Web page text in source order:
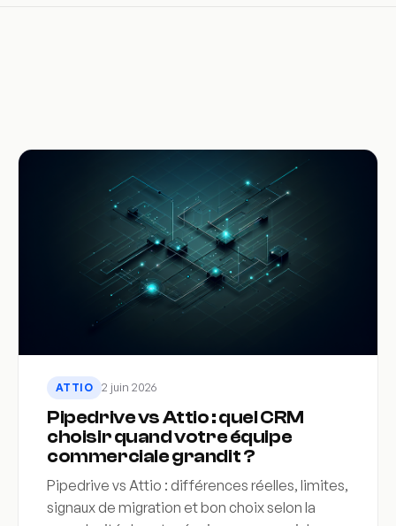
ATTIO 2 juin 2026
Pipedrive vs Attio : quel CRM
choisir quand votre équipe
commerciale grandit ?
Pipedrive vs Attio : différences réelles, limites,
signaux de migration et bon choix selon la